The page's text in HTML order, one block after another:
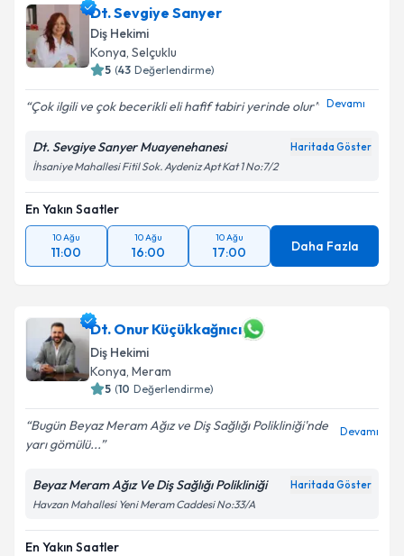
Dt. Sevgiye Sanyer
Diş Hekimi
Konya, Selçuklu
5 (43 Değerlendirme)
Çok ilgili ve çok becerikli eli hafif tabiri yerinde olur Devamı
Dt. Sevgiye Sanyer Muayenehanesi Haritada Göster
İhsaniye Mahallesi Fitil Sok. Aydeniz Apt Kat 1 No:7/2
En Yakın Saatler
10 Ağu
11:00
10 Ağu
16:00
10 Ağu
17:00 Daha Fazla
Dt. Onur Küçükkağnıcı
Diş Hekimi
Konya, Meram
5 (10 Değerlendirme)
Bugün Beyaz Meram Ağız ve Diş Sağlığı Polikliniği'nde
yarı gömülü...
Devamı
Beyaz Meram Ağız Ve Diş Sağlığı Polikliniği Haritada Göster
Havzan Mahallesi Yeni Meram Caddesi No:33/A
En Yakın Saatler